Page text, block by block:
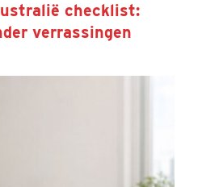
checklist:
verrassingen